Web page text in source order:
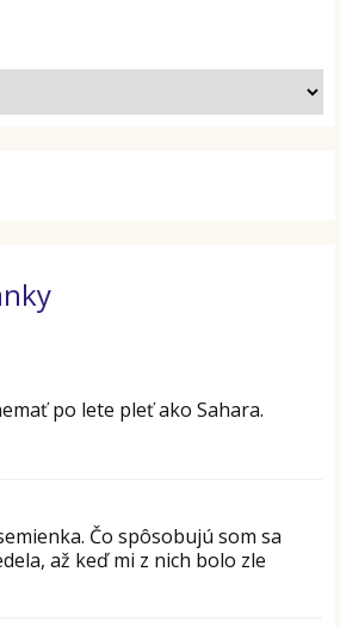
po lete pleť ako Sahara.
Čo spôsobujú som sa
až keď mi z nich bolo zle